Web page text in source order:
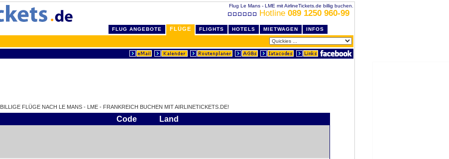
Flug Le Mans - LME mit AirlineTickets.de billig buchen.
Hotline 089 1250 960-99
FLUG ANGEBOTE FLÜGE FLIGHTS HOTELS MIETWAGEN INFOS
BILLIGE FLÜGE NACH LE MANS - LME - FRANKREICH BUCHEN MIT AIRLINETICKETS.DE!
Code Land